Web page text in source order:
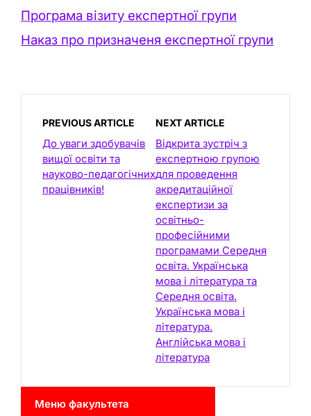
Програма візиту експертної групи
Наказ про призначеня експертної групи
PREVIOUS ARTICLE
До уваги здобувачів
вищої освіти та
науково-педагогічних
працівників!
NEXT ARTICLE
Відкрита зустріч з
експертною групою
для проведення
акредитаційної
експертизи за
освітньо-
професійними
програмами Середня
освіта. Українська
мова і література та
Середня освіта.
Українська мова і
література.
Англійська мова і
література
Меню факультета